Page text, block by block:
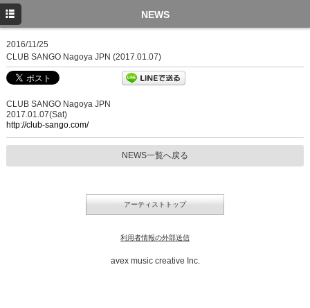
NEWS
2016/11/25
CLUB SANGO Nagoya JPN (2017.01.07)
CLUB SANGO Nagoya JPN
2017.01.07(Sat)
http://club-sango.com/
NEWS一覧へ戻る
アーティストトップ
利用者情報の外部送信
avex music creative Inc.
TOP
NEWS
SCHEDULE
DISC